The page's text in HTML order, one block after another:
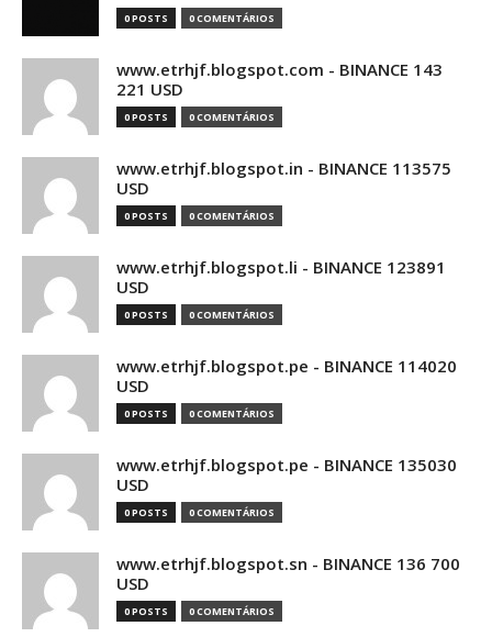
0 POSTS 0 COMENTÁRIOS
www.etrhjf.blogspot.com - BINANCE 143
221 USD
0 POSTS 0 COMENTÁRIOS
www.etrhjf.blogspot.in - BINANCE 113575
USD
0 POSTS 0 COMENTÁRIOS
www.etrhjf.blogspot.li - BINANCE 123891
USD
0 POSTS 0 COMENTÁRIOS
www.etrhjf.blogspot.pe - BINANCE 114020
USD
0 POSTS 0 COMENTÁRIOS
www.etrhjf.blogspot.pe - BINANCE 135030
USD
0 POSTS 0 COMENTÁRIOS
www.etrhjf.blogspot.sn - BINANCE 136 700
USD
0 POSTS 0 COMENTÁRIOS